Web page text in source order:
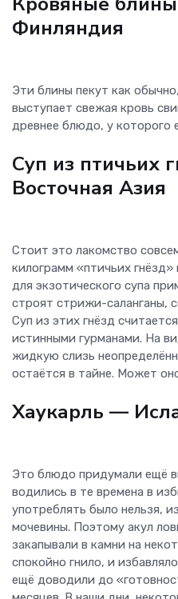
Финляндия
Эти блины пекут как
выступает свежая кровь
древнее блюдо, у которого
Суп из птичьих
Восточная Азия
Стоит это лакомство
килограмм «птичьих
для экзотического супа
строят стрижи-саланганы,
Суп из этих гнёзд
истинными гурманами. На
жидкую слизь
остаётся в тайне. Может
Хаукарль —
Это блюдо придумали ещё
водились в те времена в
употреблять было нельзя,
мочевины. Поэтому акул
закапывали в камни на
спокойно гнило, и
ещё доводили до